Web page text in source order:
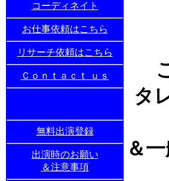
コーディネイト
お仕事依頼はこちら
リサーチ依頼はこちら
Ｃｏｎｔａｃｔ ｕｓ
無料出演登録
出演時のお願い
＆注意事項
タ
＆